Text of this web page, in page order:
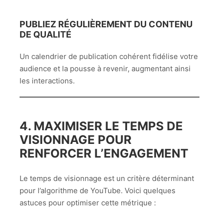
PUBLIEZ RÉGULIÈREMENT DU CONTENU
DE QUALITÉ
Un calendrier de publication cohérent fidélise votre
audience et la pousse à revenir, augmentant ainsi
les interactions.
4. MAXIMISER LE TEMPS DE
VISIONNAGE POUR
RENFORCER L’ENGAGEMENT
Le temps de visionnage est un critère déterminant
pour l’algorithme de YouTube. Voici quelques
astuces pour optimiser cette métrique :